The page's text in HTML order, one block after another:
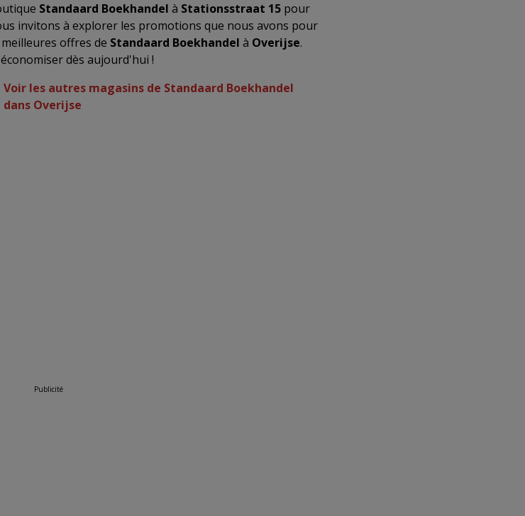
Standaard Boekhandel à Stationsstraat 15pour
invitons à explorer les promotions que nous avons pour
offres de Standaard Boekhandel à Overijse.
dès aujourd'hui !
Voir les autres magasins de Standaard Boekhandel
dans Overijse
Publicité